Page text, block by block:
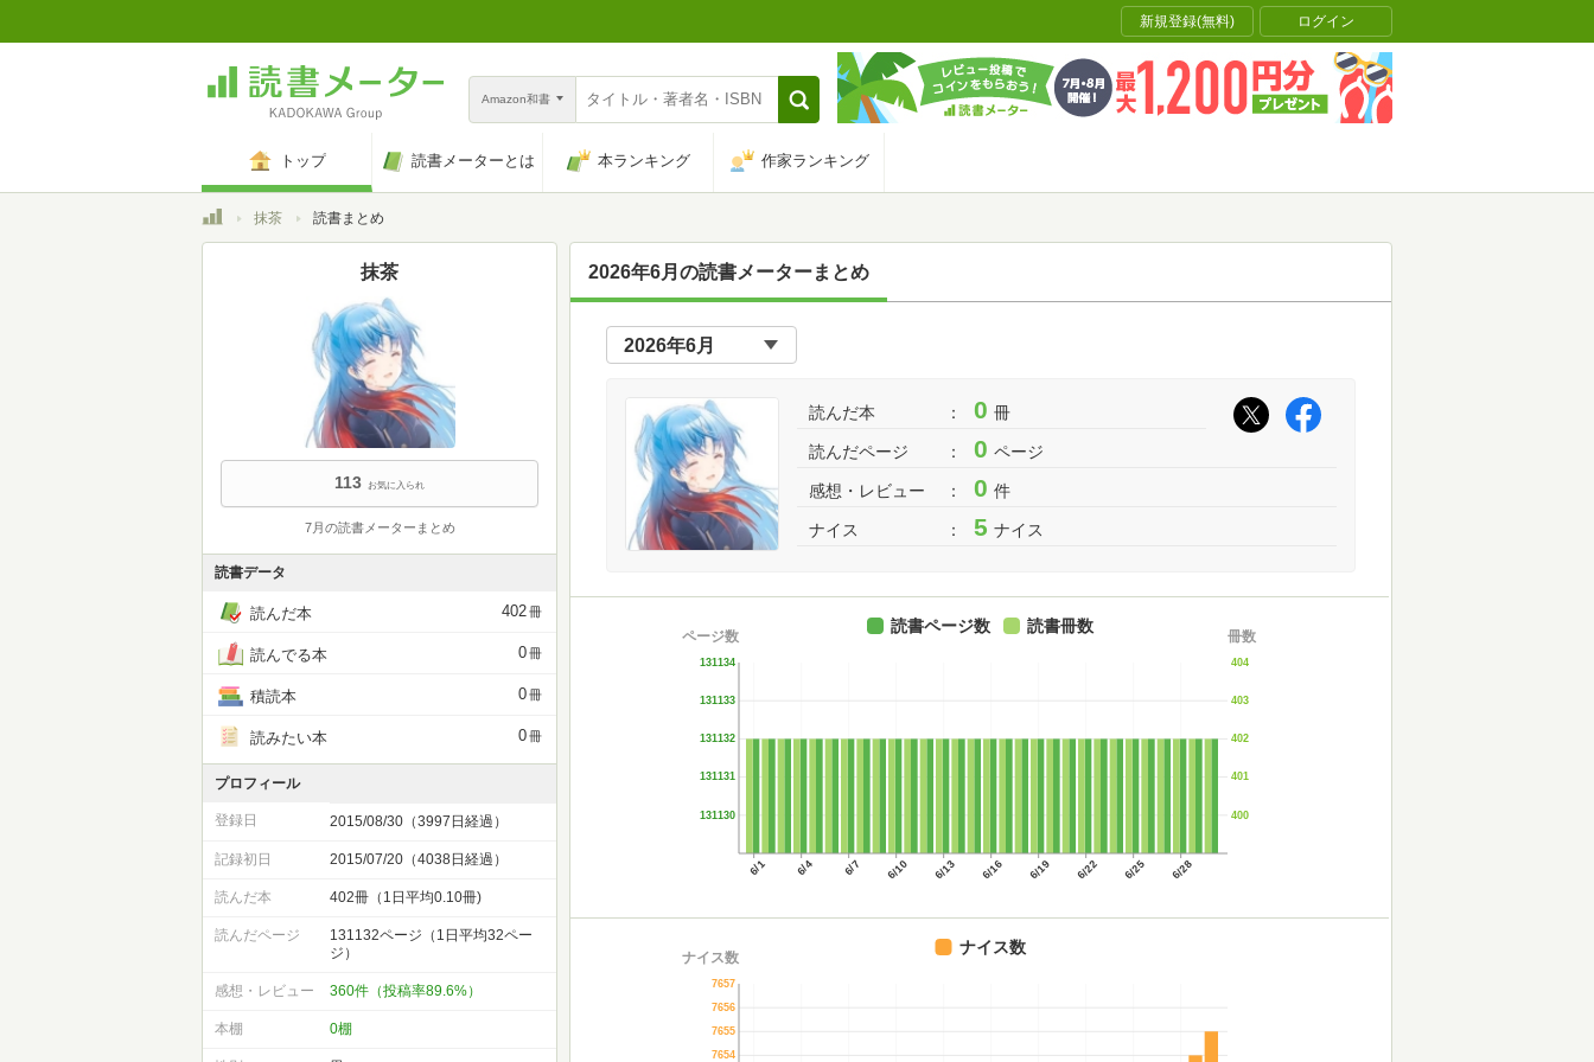
新規登録(無料) ログイン
Amazon和書
トップ 読書メーターとは 本ランキング 作家ランキング
トップ抹茶 読書まとめ
2026年6月の読書メーターまとめ
読んだ本 0 冊
読んだページ 0 ページ
感想・レビュー 0 件
ナイス 5 ナイス
6/1 6/4 6/7 6/10 6/13 6/16 6/19 6/22 6/25 6/28
131130
131131
131132
131133
131134
ページ数
400
401
402
403
404
冊数
読書ページ数 読書冊数
7654
7655
7656
7657
ナイス数
ナイス数
抹茶
113 お気に入られ
7月の読書メーターまとめ
読書データ
読んだ本 402冊
読んでる本 0冊
積読本 0冊
読みたい本 0冊
プロフィール
登録日 2015/08/30（3997日経過）
記録初日 2015/07/20（4038日経過）
読んだ本 402冊（1日平均0.10冊)
読んだページ
131132ページ（1日平均32ペー
ジ）
感想・レビュー 360件（投稿率89.6%）
本棚 0棚